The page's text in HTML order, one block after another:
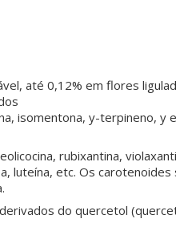
até 0,12% em flores
isomentona, y-terpineno, y
rubixantina,
luteína, etc. Os
do quercetol